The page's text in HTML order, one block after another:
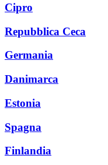
Cipro
Repubblica Ceca
Germania
Danimarca
Estonia
Spagna
Finlandia